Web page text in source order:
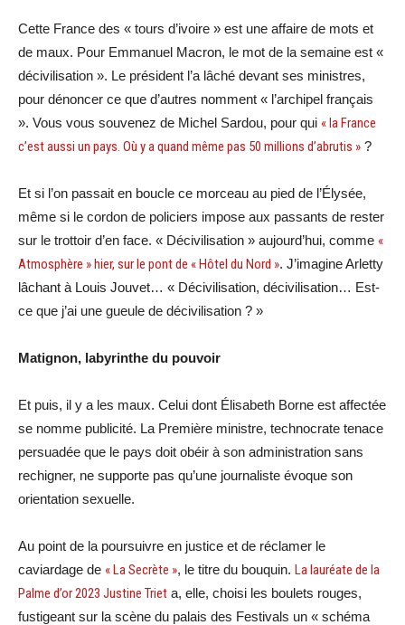
Cette France des « tours d’ivoire » est une affaire de mots et
de maux. Pour Emmanuel Macron, le mot de la semaine est «
décivilisation ». Le président l’a lâché devant ses ministres,
pour dénoncer ce que d’autres nomment « l’archipel français
». Vous vous souvenez de Michel Sardou, pour qui « la France
c’est aussi un pays. Où y a quand même pas 50 millions d’abrutis » ?
Et si l’on passait en boucle ce morceau au pied de l’Élysée,
même si le cordon de policiers impose aux passants de rester
sur le trottoir d’en face. « Décivilisation » aujourd’hui, comme «
Atmosphère » hier, sur le pont de « Hôtel du Nord ». J’imagine Arletty
lâchant à Louis Jouvet… « Décivilisation, décivilisation… Est-
ce que j’ai une gueule de décivilisation ? »
Matignon, labyrinthe du pouvoir
Et puis, il y a les maux. Celui dont Élisabeth Borne est affectée
se nomme publicité. La Première ministre, technocrate tenace
persuadée que le pays doit obéir à son administration sans
rechigner, ne supporte pas qu’une journaliste évoque son
orientation sexuelle.
Au point de la poursuivre en justice et de réclamer le
caviardage de « La Secrète », le titre du bouquin. La lauréate de la
Palme d’or 2023 Justine Triet a, elle, choisi les boulets rouges,
fustigeant sur la scène du palais des Festivals un « schéma